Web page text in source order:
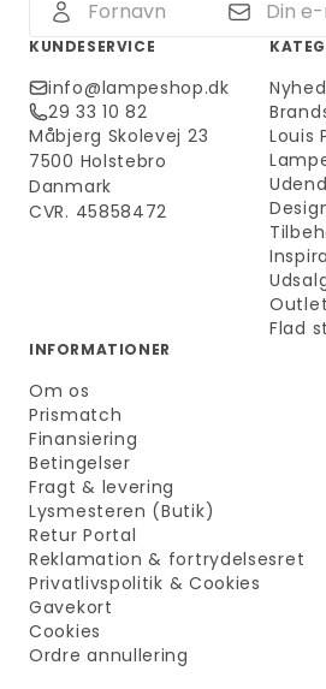
KUNDESERVICE
info@lampeshop.dk
29 33 10 82
Måbjerg Skolevej 23
7500 Holstebro
Danmark
CVR. 45858472
Louis
Outlet
Flad
INFORMATIONER
Om os
Prismatch
Finansiering
Betingelser
Fragt & levering
Lysmesteren (Butik)
Retur Portal
Reklamation & fortrydelsesret
Privatlivspolitik & Cookies
Gavekort
Cookies
Ordre annullering